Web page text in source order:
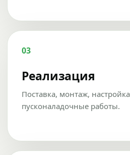
03
Реализация
Поставка, монтаж,
пусконаладочные работы.